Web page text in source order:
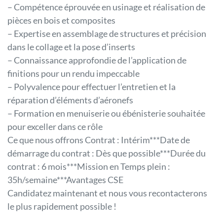
– Compétence éprouvée en usinage et réalisation de
pièces en bois et composites
– Expertise en assemblage de structures et précision
dans le collage et la pose d’inserts
– Connaissance approfondie de l’application de
finitions pour un rendu impeccable
– Polyvalence pour effectuer l’entretien et la
réparation d’éléments d’aéronefs
– Formation en menuiserie ou ébénisterie souhaitée
pour exceller dans ce rôle
Ce que nous offrons Contrat : Intérim***Date de
démarrage du contrat : Dès que possible***Durée du
contrat : 6 mois***Mission en Temps plein :
35h/semaine***Avantages CSE
Candidatez maintenant et nous vous recontacterons
le plus rapidement possible !